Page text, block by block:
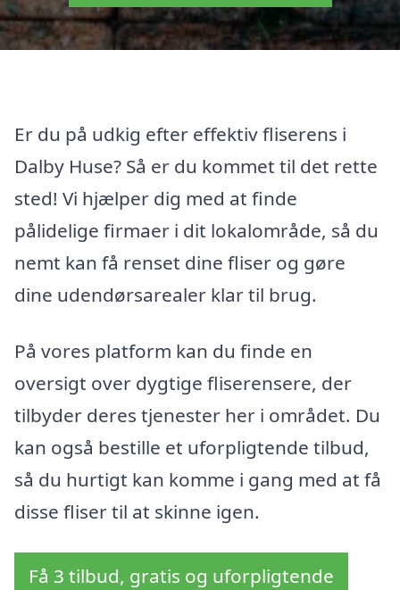
Er du på udkig efter effektiv fliserens i
Dalby Huse? Så er du kommet til det rette
sted! Vi hjælper dig med at finde
pålidelige firmaer i dit lokalområde, så du
nemt kan få renset dine fliser og gøre
dine udendørsarealer klar til brug.
På vores platform kan du finde en
oversigt over dygtige fliserensere, der
tilbyder deres tjenester her i området. Du
kan også bestille et uforpligtende tilbud,
så du hurtigt kan komme i gang med at få
disse fliser til at skinne igen.
Få 3 tilbud, gratis og uforpligtende